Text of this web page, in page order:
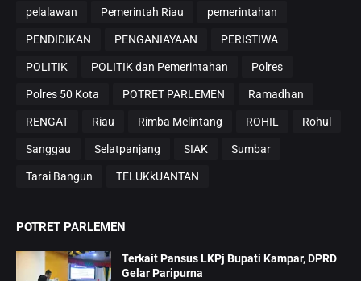
pelalawan Pemerintah Riau pemerintahan
PENDIDIKAN PENGANIAYAAN PERISTIWA
POLITIK POLITIK dan Pemerintahan Polres
Polres 50 Kota POTRET PARLEMEN Ramadhan
RENGAT Riau Rimba Melintang ROHIL Rohul
Sanggau Selatpanjang SIAK Sumbar
Tarai Bangun TELUKkUANTAN
POTRET PARLEMEN
Terkait Pansus LKPj Bupati Kampar, DPRD
Gelar Paripurna